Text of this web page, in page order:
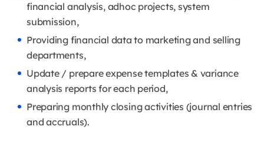
financial analysis, adhoc projects, system
submission,
Providing financial data to marketing and selling
departments,
Update / prepare expense templates & variance
analysis reports for each period,
Preparing monthly closing activities (journal entries
and accruals).